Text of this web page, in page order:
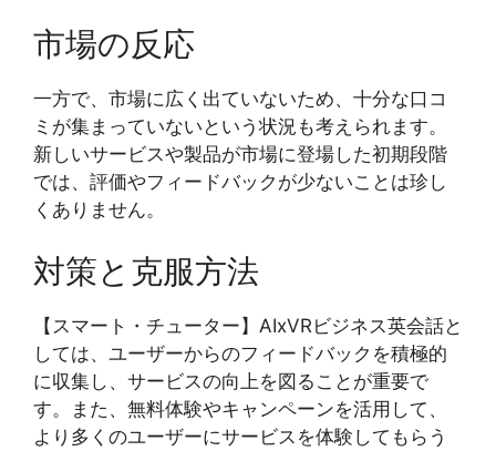
市場の反応
一方で、市場に広く出ていないため、十分な口コ
ミが集まっていないという状況も考えられます。
新しいサービスや製品が市場に登場した初期段階
では、評価やフィードバックが少ないことは珍し
くありません。
対策と克服方法
【スマート・チューター】AIxVRビジネス英会話と
しては、ユーザーからのフィードバックを積極的
に収集し、サービスの向上を図ることが重要で
す。また、無料体験やキャンペーンを活用して、
より多くのユーザーにサービスを体験してもらう